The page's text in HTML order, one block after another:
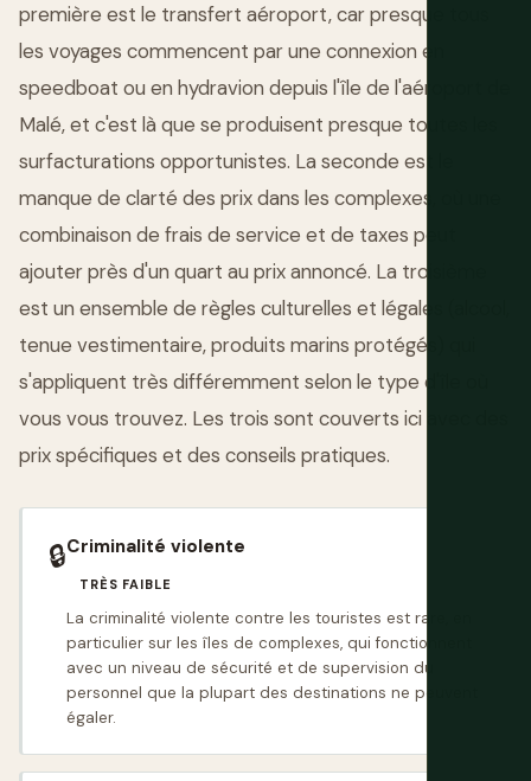
première est le transfert aéroport, car presque tous
les voyages commencent par une connexion en
speedboat ou en hydravion depuis l'île de l'aéroport de
Malé, et c'est là que se produisent presque toutes les
surfacturations opportunistes. La seconde est le
manque de clarté des prix dans les complexes, où une
combinaison de frais de service et de taxes peut
ajouter près d'un quart au prix annoncé. La troisième
est un ensemble de règles culturelles et légales (alcool,
tenue vestimentaire, produits marins protégés) qui
s'appliquent très différemment selon le type d'île où
vous vous trouvez. Les trois sont couverts ici avec des
prix spécifiques et des conseils pratiques.
🔒Criminalité violente
TRÈS FAIBLE
La criminalité violente contre les touristes est rare, en
particulier sur les îles de complexes, qui fonctionnent
avec un niveau de sécurité et de supervision du
personnel que la plupart des destinations ne peuvent
égaler.